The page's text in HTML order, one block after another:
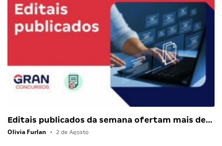
Editais publicados da semana ofertam mais de…
Olivia Furlan • 2 de Agosto